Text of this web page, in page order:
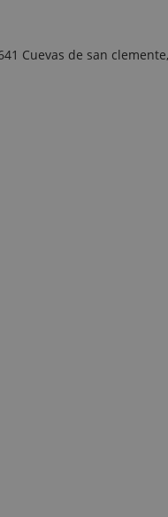
Cuevas de san